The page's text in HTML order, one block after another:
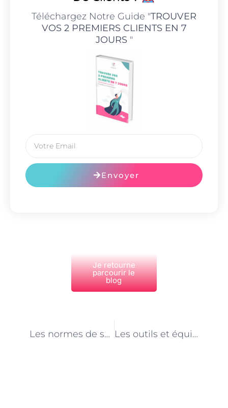
Téléchargez Notre Guide "TROUVER
VOS 2 PREMIERS CLIENTS EN 7
JOURS"
Envoyer
Je retourne
parcourir le
blog
Les normes de sécurité en vigueur pour une intervention sur une toiture à Paris Les outils et équipements nécessaires pour une rénovation de toiture à Paris